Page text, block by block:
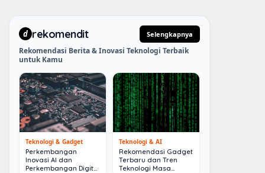
d rekomendit Selengkapnya
Rekomendasi Berita & Inovasi Teknologi Terbaik
untuk Kamu
Teknologi & Gadget
Perkembangan
Inovasi AI dan
Perkembangan Digital
Teknologi & AI
Rekomendasi Gadget
Terbaru dan Tren
Teknologi Masa